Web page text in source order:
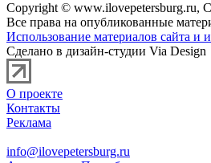
Copyright © www.ilovepetersburg.ru,
Все права на опубликованные
Использование материалов сайта и
Сделано в дизайн-студии Via Design
О проекте
Контакты
Реклама
info@ilovepetersburg.ru